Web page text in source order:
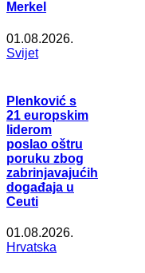
Merkel
01.08.2026.
Svijet
Plenković s
21 europskim
liderom
poslao oštru
poruku zbog
zabrinjavajućih
događaja u
Ceuti
01.08.2026.
Hrvatska